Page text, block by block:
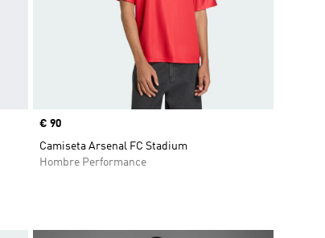
Precio
€ 90
Camiseta Arsenal FC Stadium
Hombre Performance